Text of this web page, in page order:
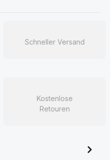
Schneller Versand
Kostenlose
Retouren